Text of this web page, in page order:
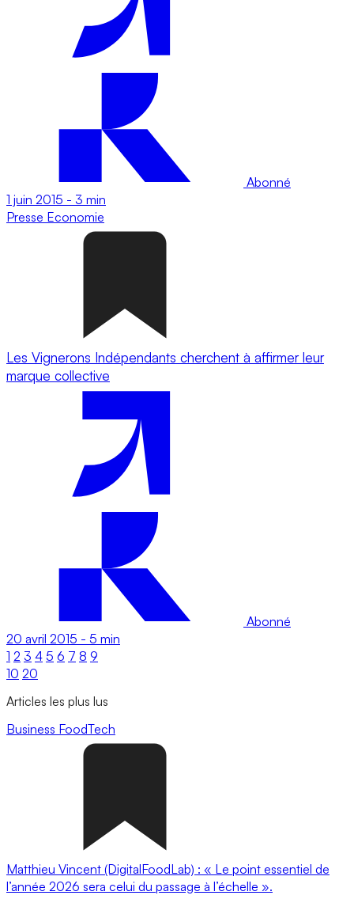
Abonné
1 juin 2015 - 3 min
Presse Economie
Les Vignerons Indépendants cherchent à affirmer leur
marque collective
Abonné
20 avril 2015 - 5 min
1 2 3 4 5 6 7 8 9
10 20
Articles les plus lus
Business FoodTech
Matthieu Vincent (DigitalFoodLab) : « Le point essentiel de
l’année 2026 sera celui du passage à l’échelle ».